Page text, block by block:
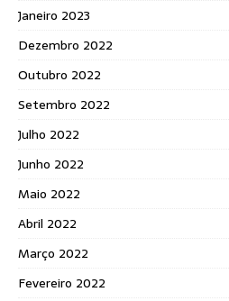
Janeiro 2023
Dezembro 2022
Outubro 2022
Setembro 2022
Julho 2022
Junho 2022
Maio 2022
Abril 2022
Março 2022
Fevereiro 2022